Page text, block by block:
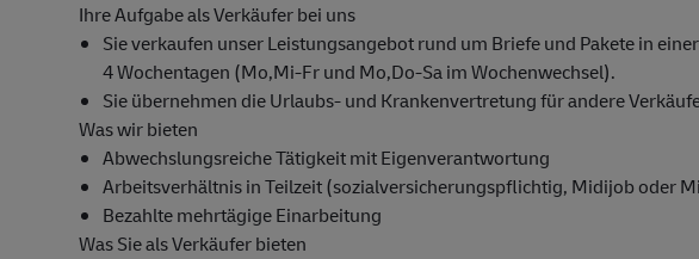
Ihre Aufgabe als Verkäufer bei uns
Sie verkaufen unser Leistungsangebot rund um Briefe und Pakete in
4 Wochentagen (Mo,Mi-Fr und Mo,Do-Sa im Wochenwechsel).
Sie übernehmen die Urlaubs- und Krankenvertretung für andere
Was wir bieten
Abwechslungsreiche Tätigkeit mit Eigenverantwortung
Arbeitsverhältnis in Teilzeit (sozialversicherungspflichtig, Midijob oder
Bezahlte mehrtägige Einarbeitung
Was Sie als Verkäufer bieten